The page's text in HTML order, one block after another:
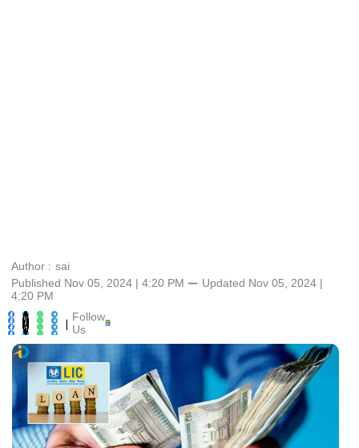
Author : sai
Published Nov 05, 2024 | 4:20 PM ⚊ Updated Nov 05, 2024 |
4:20 PM
| Follow
Us